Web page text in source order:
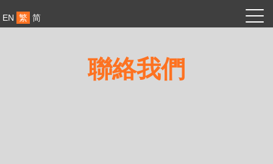
EN 繁 简
聯絡我們